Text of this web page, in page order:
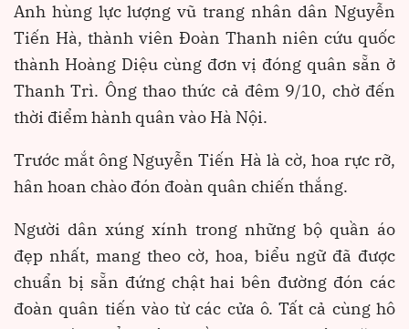
Anh hùng lực lượng vũ trang nhân dân Nguyễn
Tiến Hà, thành viên Đoàn Thanh niên cứu quốc
thành Hoàng Diệu cùng đơn vị đóng quân sẵn ở
Thanh Trì. Ông thao thức cả đêm 9/10, chờ đến
thời điểm hành quân vào Hà Nội.
Trước mắt ông Nguyễn Tiến Hà là cờ, hoa rực rỡ,
hân hoan chào đón đoàn quân chiến thắng.
Người dân xúng xính trong những bộ quần áo
đẹp nhất, mang theo cờ, hoa, biểu ngữ đã được
chuẩn bị sẵn đứng chật hai bên đường đón các
đoàn quân tiến vào từ các cửa ô. Tất cả cùng hô